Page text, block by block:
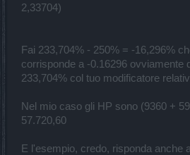
2,33704)
Fai 233,704% - 250% = -16,296%
corrisponde a -0.16296 ovviamente
233,704% col tuo modificatore
Nel mio caso gli HP sono (9360 +
57.720,60
E l'esempio, credo, risponda anche